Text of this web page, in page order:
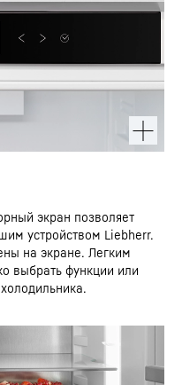
экран позволяет
устройством Liebherr.
на экране. Легким
выбрать функции или